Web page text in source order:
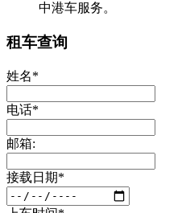
中港车服务。
租车查询
姓名*
电话*
邮箱:
接载日期*